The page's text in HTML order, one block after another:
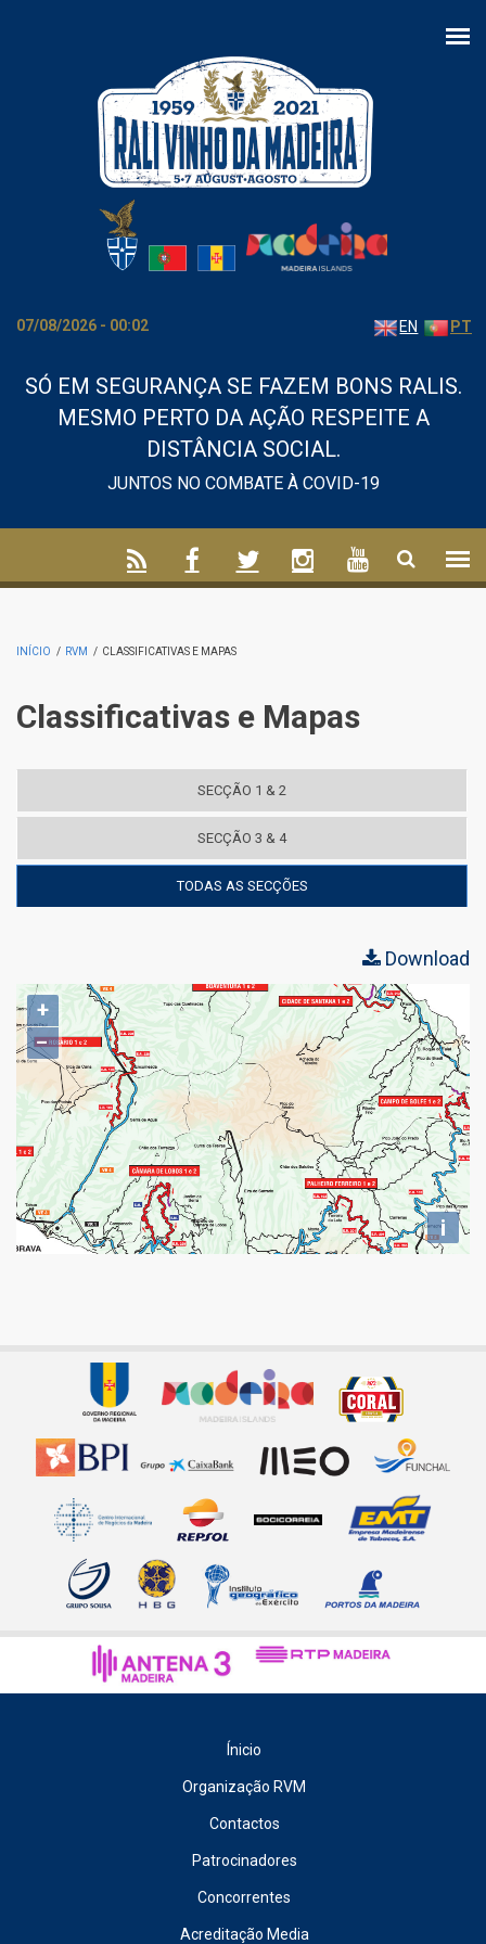
07/08/2026 - 00:02 EN PT
SÓ EM SEGURANÇA SE FAZEM BONS RALIS.
MESMO PERTO DA AÇÃO RESPEITE A
DISTÂNCIA SOCIAL.
JUNTOS NO COMBATE À COVID-19
INÍCIO / RVM / CLASSIFICATIVAS E MAPAS
Classificativas e Mapas
SECÇÃO 1 & 2
SECÇÃO 3 & 4
TODAS AS SECÇÕES
Download
+
−
i
Ínicio
Organização RVM
Contactos
Patrocinadores
Concorrentes
Acreditação Media